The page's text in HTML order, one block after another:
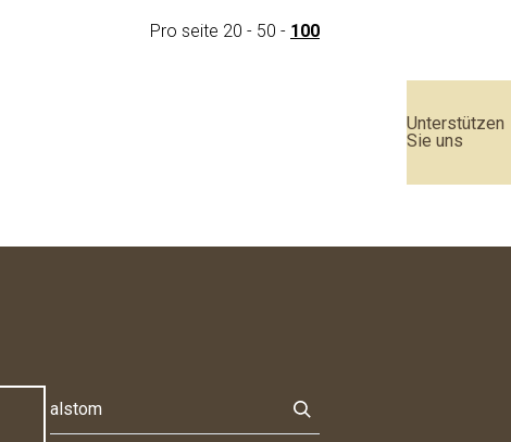
Unterstützen
Sie uns
Pro seite 20 - 50 - 100